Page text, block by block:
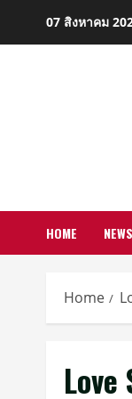
07 สิงหาคม
HOME NEWS
Home
Love